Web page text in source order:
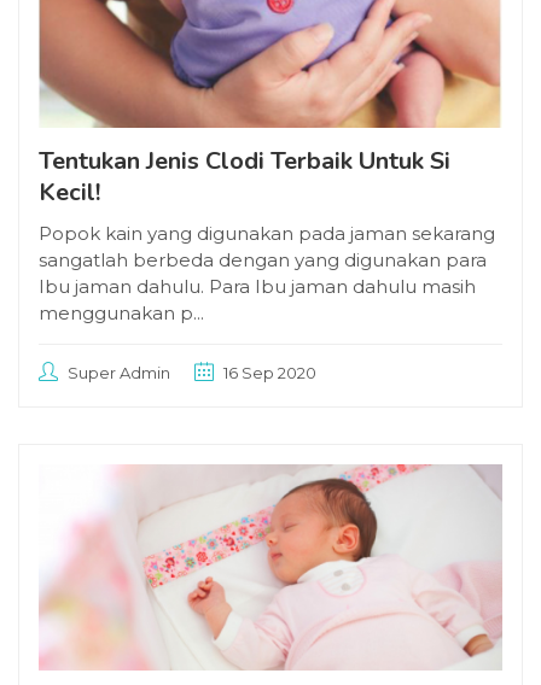
Tentukan Jenis Clodi Terbaik Untuk Si
Kecil!
Popok kain yang digunakan pada jaman sekarang
sangatlah berbeda dengan yang digunakan para
Ibu jaman dahulu. Para Ibu jaman dahulu masih
menggunakan p...
Super Admin 16 Sep 2020